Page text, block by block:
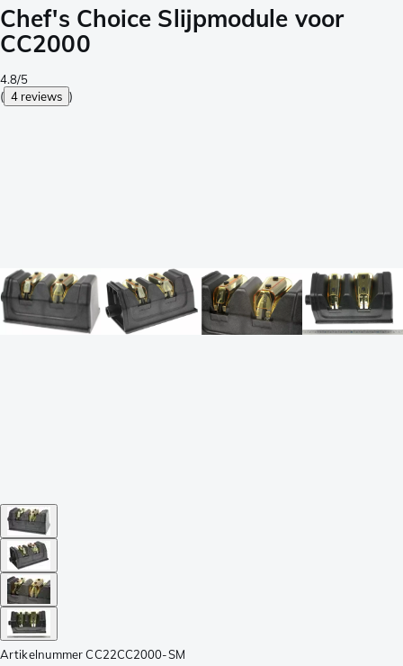
Chef's Choice Slijpmodule voor
CC2000
4.8/5
( 4 reviews )
Artikelnummer CC22CC2000-SM